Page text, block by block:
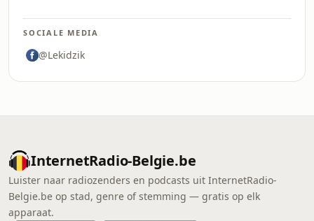
SOCIALE MEDIA
@Lekidzik
InternetRadio-Belgie.be
Luister naar radiozenders en podcasts uit InternetRadio-
Belgie.be op stad, genre of stemming — gratis op elk
apparaat.